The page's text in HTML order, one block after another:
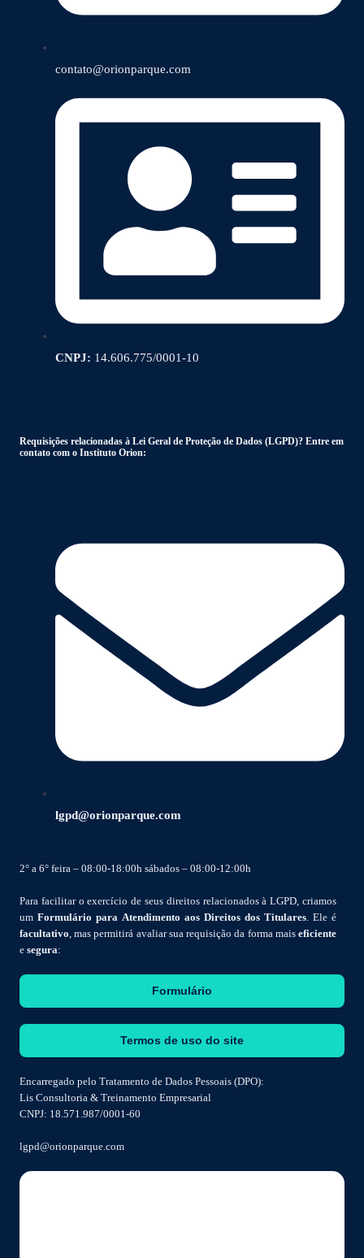
contato@orionparque.com
CNPJ: 14.606.775/0001-10
Requisições relacionadas à Lei Geral de Proteção de Dados (LGPD)? Entre em
contato com o Instituto Orion:
lgpd@orionparque.com
2° a 6° feira – 08:00-18:00h sábados – 08:00-12:00h
Para facilitar o exercício de seus direitos relacionados à LGPD, criamos
um Formulário para Atendimento aos Direitos dos Titulares . Ele é
facultativo , mas permitirá avaliar sua requisição da forma mais eficiente
e segura:
Formulário
Termos de uso do site
Encarregado pelo Tratamento de Dados Pessoais (DPO):
Lis Consultoria & Treinamento Empresarial
CNPJ: 18.571.987/0001-60
lgpd@orionparque.com